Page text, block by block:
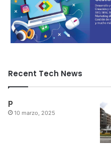
Recent Tech News
p
10 marzo, 2025